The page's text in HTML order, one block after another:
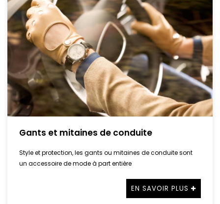
Gants et mitaines de conduite
Style et protection, les gants ou mitaines de conduite sont
un accessoire de mode à part entière
EN SAVOIR PLUS